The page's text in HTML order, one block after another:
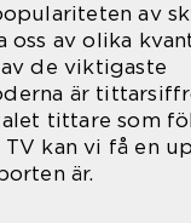
av
oss av olika
de viktigaste
är
tittare som
kan vi få en
är.